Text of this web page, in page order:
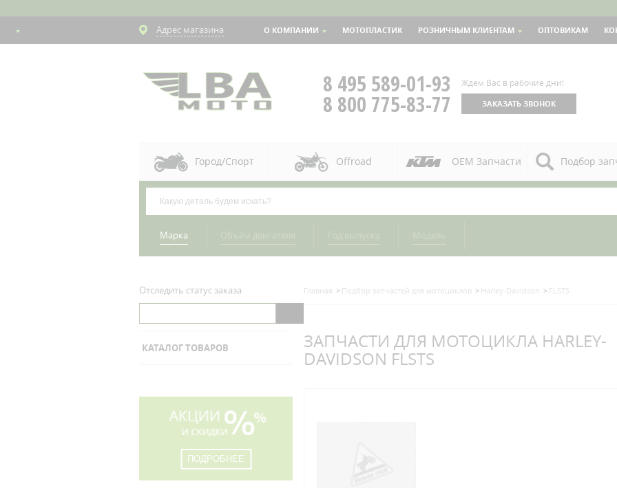
Адрес магазина О КОМПАНИИ МОТОПЛАСТИК РОЗНИЧНЫМ КЛИЕНТАМ ОПТОВИКАМ
8 495 589-01-93
8 800 775-83-77
Ждем Вас в рабочие дни!
ЗАКАЗАТЬ ЗВОНОК
Город/Спорт Offroad OEM Запчасти Подбор
Марка
Отследить статус заказа
КАТАЛОГ ТОВАРОВ
ПОДРОБНЕЕ
Главная Подбор запчастей для мотоциклов Harley-Davidson FLSTS
ЗАПЧАСТИ ДЛЯ МОТОЦИКЛА HARLEY-
DAVIDSON FLSTS